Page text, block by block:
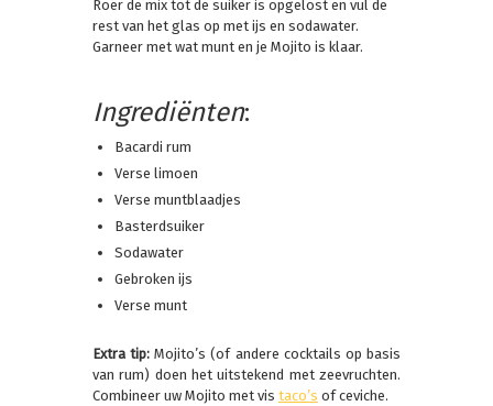
Roer de mix tot de suiker is opgelost en vul de
rest van het glas op met ijs en sodawater.
Garneer met wat munt en je Mojito is klaar.
Ingrediënten:
Bacardi rum
Verse limoen
Verse muntblaadjes
Basterdsuiker
Sodawater
Gebroken ijs
Verse munt
Extra tip:Mojito’s (of andere cocktails op basis
van rum) doen het uitstekend met zeevruchten.
Combineer uw Mojito met vis taco’s of ceviche.